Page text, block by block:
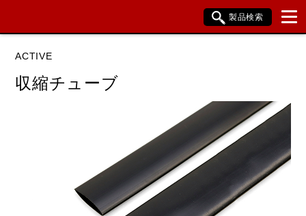
製品検索
データを準備しています。
閉じる
ACTIVE
収縮チューブ